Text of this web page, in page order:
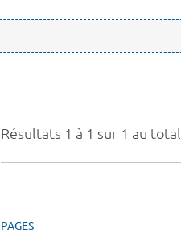
Résultats 1 à 1 sur 1 au total
PAGES